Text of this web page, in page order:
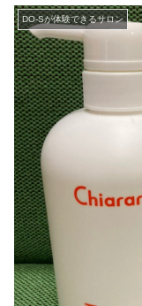
DO-Sが体験できるサロン